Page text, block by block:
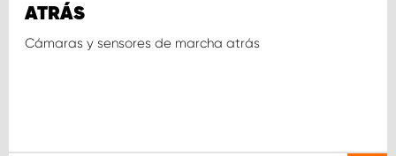
ATRÁS
Cámaras y sensores de marcha atrás